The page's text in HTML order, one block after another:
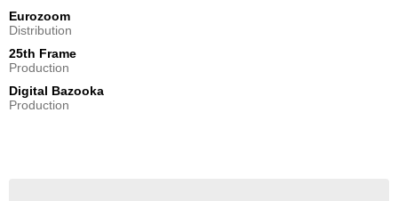
Eurozoom
Distribution
25th Frame
Production
Digital Bazooka
Production